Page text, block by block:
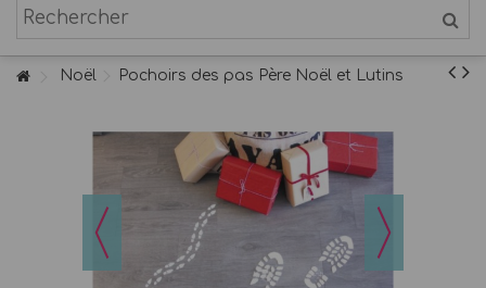
Noël Pochoirs des pas Père Noël et Lutins